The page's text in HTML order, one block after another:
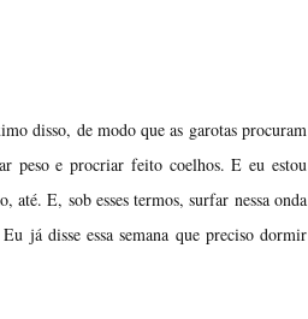
disso, de modo que as garotas procuram
peso e procriar feito coelhos. E eu estou
E, sob esses termos, surfar nessa onda
já disse essa semana que preciso dormir